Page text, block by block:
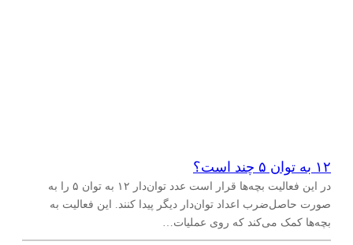
۱۲ به توان ۵ چند است؟
در این فعالیت بچه‌ها قرار است عدد توان‌دار ۱۲ به توان ۵ را به
صورت حاصل‌ضرب اعداد توان‌دار دیگر پیدا کنند. این فعالیت به
بچه‌ها کمک می‌کند که روی عملیات…